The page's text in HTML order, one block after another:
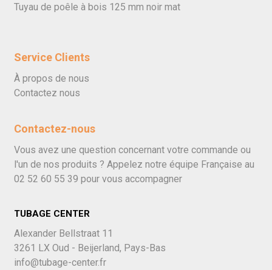
Tuyau de poêle à bois 125 mm noir mat
Service Clients
À propos de nous
Contactez nous
Contactez-nous
Vous avez une question concernant votre commande ou
l'un de nos produits ? Appelez notre équipe Française au
02 52 60 55 39 pour vous accompagner
TUBAGE CENTER
Alexander Bellstraat 11
3261 LX Oud - Beijerland, Pays-Bas
info@tubage-center.fr